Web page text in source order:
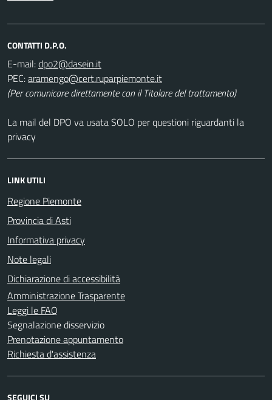
CONTATTI D.P.O.
E-mail:
PEC:
(Per comunicare direttamente con il Titolare del trattamento)
La mail del DPO va usata SOLO per questioni riguardanti la
privacy
LINK UTILI
Regione Piemonte
Provincia di Asti
Informativa privacy
Note legali
Dichiarazione di accessibilità
Amministrazione Trasparente
Leggi le FAQ
Segnalazione disservizio
Prenotazione appuntamento
Richiesta d'assistenza
SEGUICI SU